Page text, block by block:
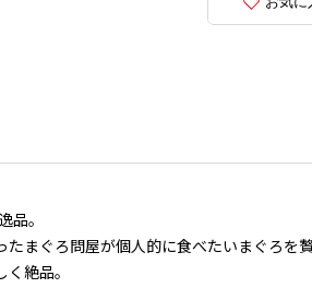
品。
まぐろ問屋が個人的に食べたいまぐろを
絶品。